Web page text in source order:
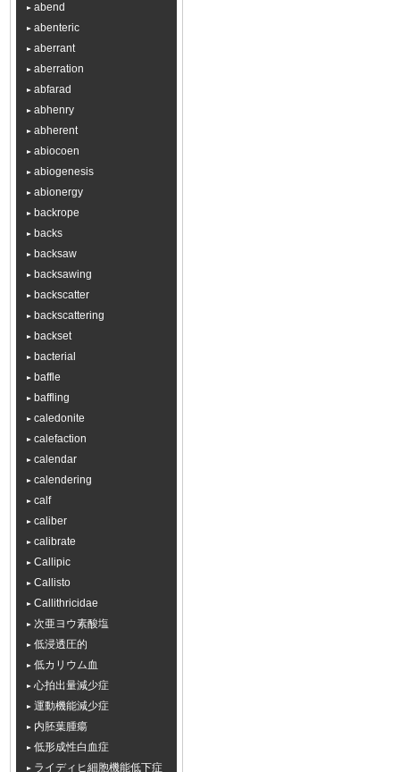
abend
abenteric
aberrant
aberration
abfarad
abhenry
abherent
abiocoen
abiogenesis
abionergy
backrope
backs
backsaw
backsawing
backscatter
backscattering
backset
bacterial
baffle
baffling
caledonite
calefaction
calendar
calendering
calf
caliber
calibrate
Callipic
Callisto
Callithricidae
次亜ヨウ素酸塩
低浸透圧的
低カリウム血
心拍出量減少症
運動機能減少症
内胚葉腫瘍
低形成性白血症
ライディヒ細胞機能低下症